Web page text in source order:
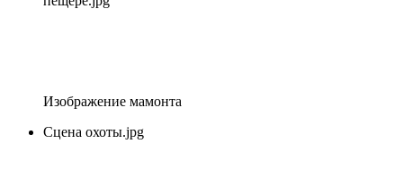
Изображение мамонта
Сцена охоты.jpg